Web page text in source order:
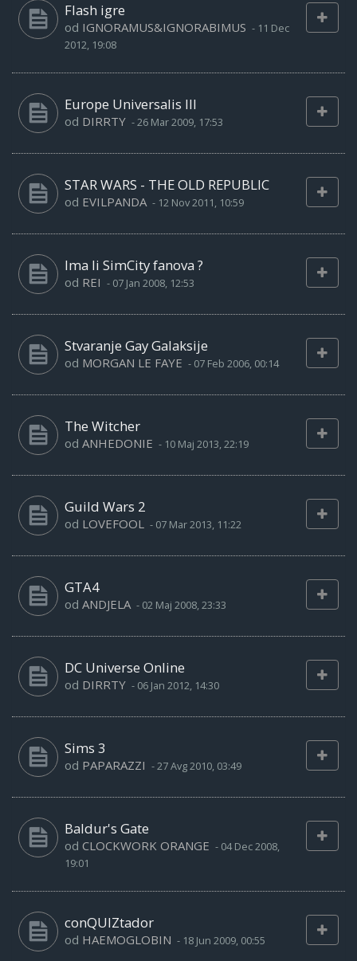
Flash igre
od IGNORAMUS&IGNORABIMUS - 11 Dec
2012, 19:08
Europe Universalis III
od DIRRTY -26 Mar 2009, 17:53
STAR WARS - THE OLD REPUBLIC
od EVILPANDA - 12 Nov 2011, 10:59
Ima li SimCity fanova ?
od REI - 07 Jan 2008, 12:53
Stvaranje Gay Galaksije
od MORGAN LE FAYE - 07 Feb 2006, 00:14
The Witcher
od ANHEDONIE - 10 Maj 2013, 22:19
Guild Wars 2
od LOVEFOOL - 07 Mar 2013, 11:22
GTA4
od ANDJELA - 02 Maj 2008, 23:33
DC Universe Online
od DIRRTY - 06 Jan 2012, 14:30
Sims 3
od PAPARAZZI -27 Avg 2010, 03:49
Baldur's Gate
od CLOCKWORK ORANGE - 04 Dec 2008,
19:01
conQUIZtador
od HAEMOGLOBIN - 18 Jun 2009, 00:55